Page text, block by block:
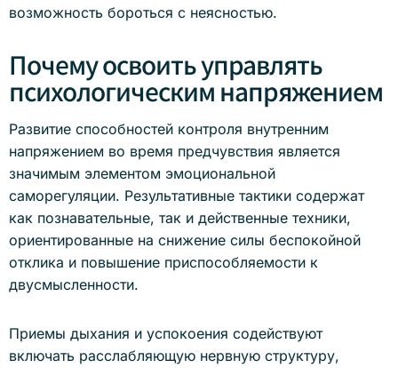
возможность бороться с неясностью.
Почему освоить управлять
психологическим напряжением
Развитие способностей контроля внутренним
напряжением во время предчувствия является
значимым элементом эмоциональной
саморегуляции. Результативные тактики содержат
как познавательные, так и действенные техники,
ориентированные на снижение силы беспокойной
отклика и повышение приспособляемости к
двусмысленности.
Приемы дыхания и успокоения содействуют
включать расслабляющую нервную структуру,